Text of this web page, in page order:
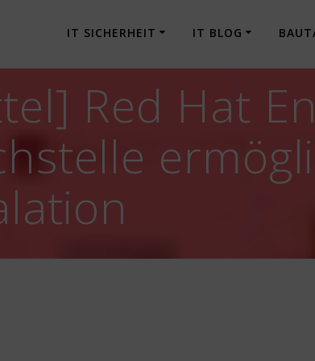
IT SICHERHEIT IT BLOG
Red Hat